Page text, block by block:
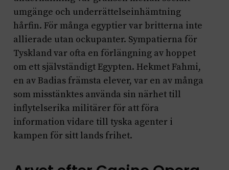
umgänge och underrättelseinhämtning
hårfin. För många egyptier var britterna inte
allierade utan ockupanter. Sympatierna för
Tyskland var ofta en förlängning av hoppet
om ett självständigt Egypten. Hekmet Fahmi,
en av Badias främsta elever, var en av många
som misstänktes använda sin närhet till
inflytelserika militärer för att föra
information vidare till tyska agenter i
kampen för sitt lands frihet.